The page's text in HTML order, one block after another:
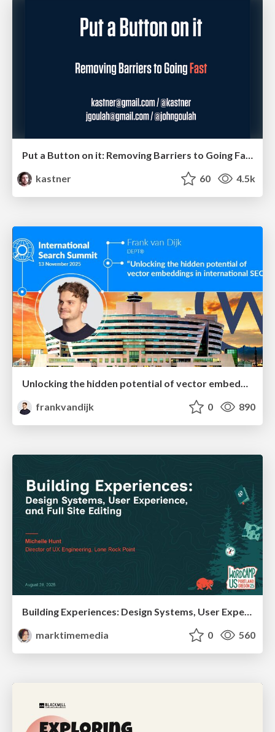
kastner
60 4.5k
Unlocking the hidden potential of vector embeddings in international SEO
frankvandijk
0 890
Building Experiences: Design Systems, User Experience, and Full Site Editing
marktimemedia
0 560